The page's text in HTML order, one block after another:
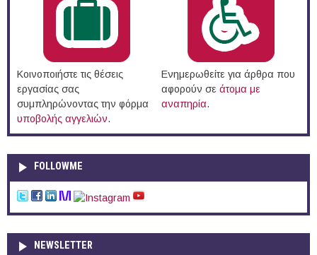
Κοινοποιήστε τις θέσεις
εργασίας σας
συμπληρώνοντας την φόρμα
υποβολής αγγελιών.
Ενημερωθείτε για άρθρα που
αφορούν σε άτομα με
αναπηρία.
FOLLOWME
NEWSLETTER